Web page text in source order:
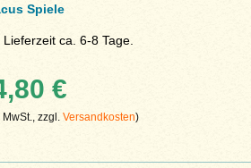
Spiele
Lieferzeit ca. 6-8 Tage.
€
MwSt., zzgl.Versandkosten)